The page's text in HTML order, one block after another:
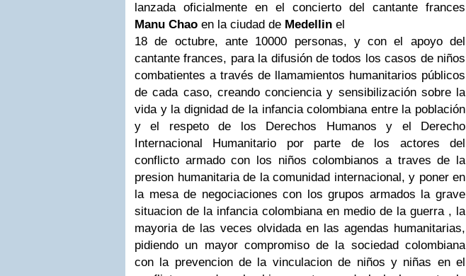
lanzada oficialmente en el concierto del cantante frances
Manu Chao en la ciudad de Medellin el
18 de octubre, ante 10000 personas, y con el apoyo del
cantante frances, para la difusión de todos los casos de niños
combatientes a través de llamamientos humanitarios públicos
de cada caso, creando conciencia y sensibilización sobre la
vida y la dignidad de la infancia colombiana entre la población
y el respeto de los Derechos Humanos y el Derecho
Internacional Humanitario por parte de los actores del
conflicto armado con los niños colombianos a traves de la
presion humanitaria de la comunidad internacional, y poner en
la mesa de negociaciones con los grupos armados la grave
situacion de la infancia colombiana en medio de la guerra , la
mayoria de las veces olvidada en las agendas humanitarias,
pidiendo un mayor compromiso de la sociedad colombiana
con la prevencion de la vinculacion de niños y niñas en el